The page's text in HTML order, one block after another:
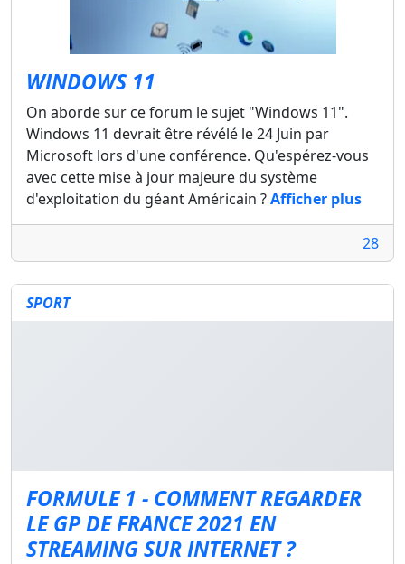
WINDOWS 11
On aborde sur ce forum le sujet "Windows 11".
Windows 11 devrait être révélé le 24 Juin par
Microsoft lors d'une conférence. Qu'espérez-vous
avec cette mise à jour majeure du système
d'exploitation du géant Américain ?Afficher plus
28
SPORT
FORMULE 1 - COMMENT REGARDER
LE GP DE FRANCE 2021 EN
STREAMING SUR INTERNET ?